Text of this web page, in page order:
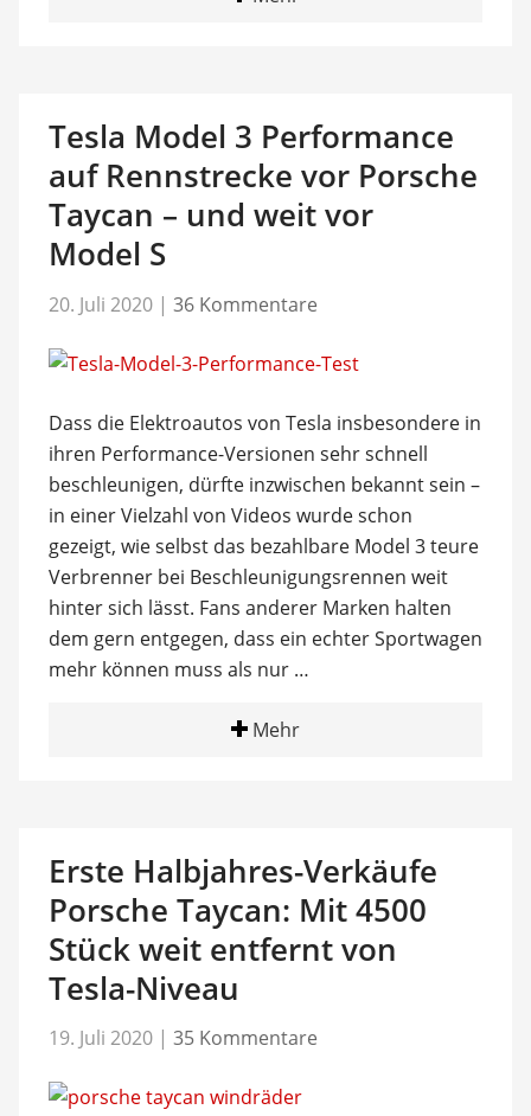
Tesla Model 3 Performance
auf Rennstrecke vor Porsche
Taycan – und weit vor
Model S
20. Juli 2020 | 36 Kommentare
Dass die Elektroautos von Tesla insbesondere in
ihren Performance-Versionen sehr schnell
beschleunigen, dürfte inzwischen bekannt sein –
in einer Vielzahl von Videos wurde schon
gezeigt, wie selbst das bezahlbare Model 3 teure
Verbrenner bei Beschleunigungsrennen weit
hinter sich lässt. Fans anderer Marken halten
dem gern entgegen, dass ein echter Sportwagen
mehr können muss als nur …
Mehr
Erste Halbjahres-Verkäufe
Porsche Taycan: Mit 4500
Stück weit entfernt von
Tesla-Niveau
19. Juli 2020 | 35 Kommentare